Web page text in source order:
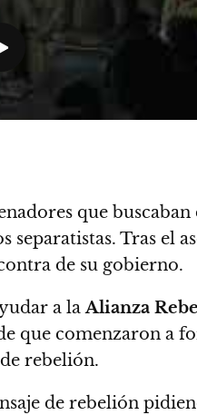
que buscaban
separatistas. Tras el
de su gobierno.
a laAlianza
que comenzaron a
rebelión.
de rebelión